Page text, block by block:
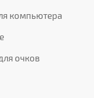
компьютера
очков